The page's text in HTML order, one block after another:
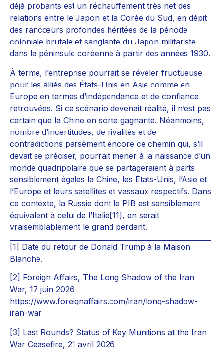
déjà probants est un réchauffement très net des
relations entre le Japon et la Corée du Sud, en dépit
des rancœurs profondes héritées de la période
coloniale brutale et sanglante du Japon militariste
dans la péninsule coréenne à partir des années 1930.
À terme, l’entreprise pourrait se révéler fructueuse
pour les alliés des États-Unis en Asie comme en
Europe en termes d’indépendance et de confiance
retrouvées. Si ce scénario devenait réalité, il n’est pas
certain que la Chine en sorte gagnante. Néanmoins,
nombre d’incertitudes, de rivalités et de
contradictions parsèment encore ce chemin qui, s’il
devait se préciser, pourrait mener à la naissance d’un
monde quadripolaire que se partageraient à parts
sensiblement égales la Chine, les États-Unis, l’Asie et
l’Europe et leurs satellites et vassaux respectifs. Dans
ce contexte, la Russie dont le PIB est sensiblement
équivalent à celui de l’Italie[11], en serait
vraisemblablement le grand perdant.
[1] Date du retour de Donald Trump à la Maison
Blanche.
[2] Foreign Affairs, The Long Shadow of the Iran
War, 17 juin 2026
https://www.foreignaffairs.com/iran/long-shadow-
iran-war
[3] Last Rounds? Status of Key Munitions at the Iran
War Ceasefire, 21 avril 2026